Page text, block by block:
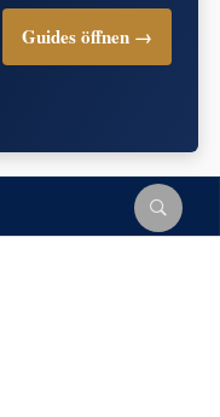
Guides öffnen →